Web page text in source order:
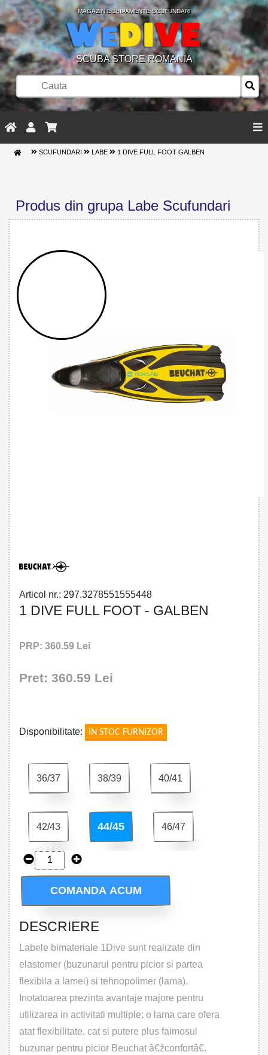
MAGAZIN ECHIPAMENTE SCUFUNDARI
SCUBA STORE ROMANIA
SCUFUNDARI LABE 1 DIVE FULL FOOT GALBEN
Produs din grupa Labe Scufundari
Articol nr.: 297.3278551555448
1 DIVE FULL FOOT - GALBEN
PRP: 360.59 Lei
Pret: 360.59 Lei
Disponibilitate: IN STOC FURNIZOR
36/37 38/39 40/41
42/43 44/45 46/47
COMANDA ACUM
DESCRIERE
Labele bimateriale 1Dive sunt realizate din
elastomer (buzunarul pentru picior si partea
flexibila a lamei) si tehnopolimer (lama).
Inotatoarea prezinta avantaje majore pentru
utilizarea in activitati multiple; o lama care ofera
atat flexibilitate, cat si putere plus faimosul
buzunar pentru picior Beuchat â€žconfortâ€.